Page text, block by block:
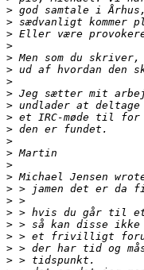
>
>
>
>
>
>
>
>
>
>
>
>
>
>
>
>
>
>
>
>
>
>